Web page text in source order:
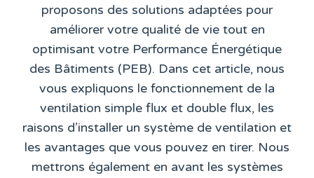
proposons des solutions adaptées pour
améliorer votre qualité de vie tout en
optimisant votre Performance Énergétique
des Bâtiments (PEB). Dans cet article, nous
vous expliquons le fonctionnement de la
ventilation simple flux et double flux, les
raisons d’installer un système de ventilation et
les avantages que vous pouvez en tirer. Nous
mettrons également en avant les systèmes